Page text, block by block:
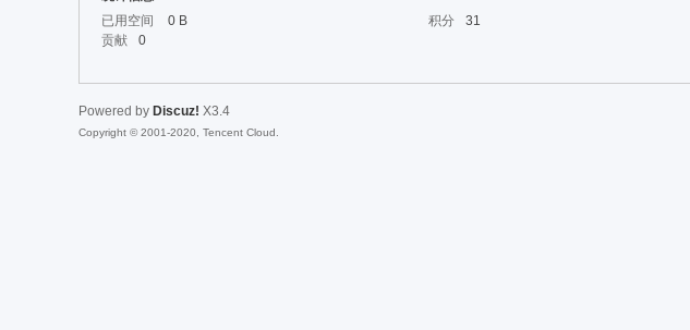
|Ja
已用空间
0 B 积分 31
贡献
0
Powered by Discuz! X3.4
Copyright © 2001-2020, Tencent Cloud.